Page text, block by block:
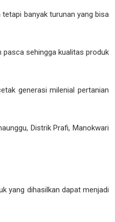
banyak turunan yang bisa
pasca sehingga kualitas produk
generasi milenial pertanian
Distrik Prafi, Manokwari
yang dihasilkan dapat menjadi